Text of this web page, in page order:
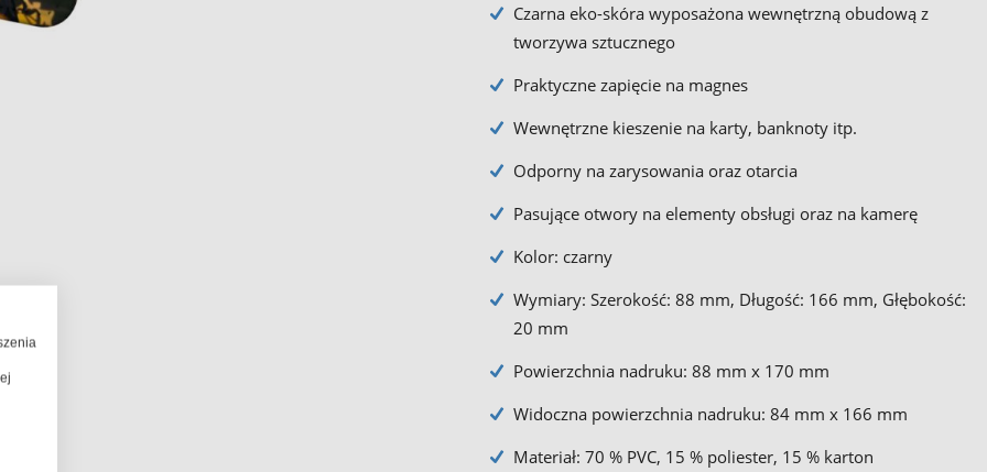
Czarna eko-skóra wyposażona wewnętrzną obudową z
tworzywa sztucznego
Praktyczne zapięcie na magnes
Wewnętrzne kieszenie na karty, banknoty itp.
Odporny na zarysowania oraz otarcia
Pasujące otwory na elementy obsługi oraz na kamerę
Kolor: czarny
Wymiary: Szerokość: 88 mm, Długość: 166 mm, Głębokość:
20 mm
Powierzchnia nadruku: 88 mm x 170 mm
Widoczna powierzchnia nadruku: 84 mm x 166 mm
Materiał: 70 % PVC, 15 % poliester, 15 % karton